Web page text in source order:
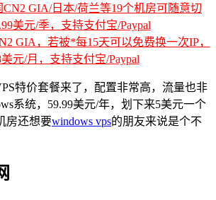
GIA/日本/荷兰等19个机房可随意切
美元/季，支持支付宝/Paypal
GIA，若被*每15天可以免费换一次IP，
美元/月，支持支付宝/Paypal
特价套餐来了，配置非常高，流量也非
系统，59.99美元/年，划下来5美元一个
房还想要windows vps的朋友来说是个不